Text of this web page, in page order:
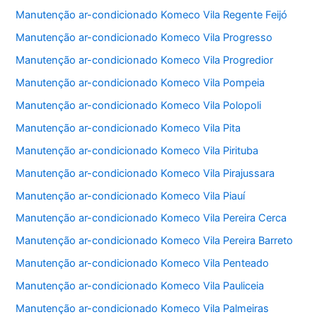
Manutenção ar-condicionado Komeco Vila Regente Feijó
Manutenção ar-condicionado Komeco Vila Progresso
Manutenção ar-condicionado Komeco Vila Progredior
Manutenção ar-condicionado Komeco Vila Pompeia
Manutenção ar-condicionado Komeco Vila Polopoli
Manutenção ar-condicionado Komeco Vila Pita
Manutenção ar-condicionado Komeco Vila Pirituba
Manutenção ar-condicionado Komeco Vila Pirajussara
Manutenção ar-condicionado Komeco Vila Piauí
Manutenção ar-condicionado Komeco Vila Pereira Cerca
Manutenção ar-condicionado Komeco Vila Pereira Barreto
Manutenção ar-condicionado Komeco Vila Penteado
Manutenção ar-condicionado Komeco Vila Pauliceia
Manutenção ar-condicionado Komeco Vila Palmeiras